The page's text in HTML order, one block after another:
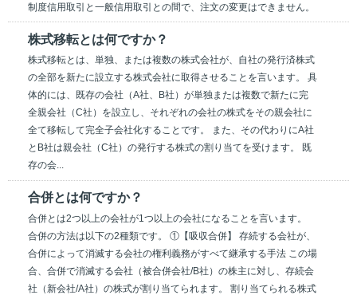
制度信用取引と一般信用取引との間で、注文の変更はできません。
株式移転とは何ですか？
株式移転とは、単独、または複数の株式会社が、自社の発行済株式
の全部を新たに設立する株式会社に取得させることを言います。 具
体的には、既存の会社（A社、B社）が単独または複数で新たに完
全親会社（C社）を設立し、それぞれの会社の株式をその親会社に
全て移転して完全子会社化することです。 また、その代わりにA社
とB社は親会社（C社）の発行する株式の割り当てを受けます。 既
存の会...
合併とは何ですか？
合併とは2つ以上の会社が1つ以上の会社になることを言います。
合併の方法は以下の2種類です。 ①【吸収合併】 存続する会社が、
合併によって消滅する会社の権利義務がすべて継承する手法 この場
合、合併で消滅する会社（被合併会社/B社）の株主に対し、存続会
社（新会社/A社）の株式が割り当てられます。 割り当てられる株式